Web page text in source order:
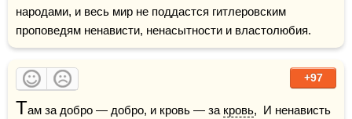
народами, и весь мир не поддастся гитлеровским
проповедям ненависти, ненасытности и властолюбия.
+97
Там за добро — добро, и кровь — за кровь,  И ненависть